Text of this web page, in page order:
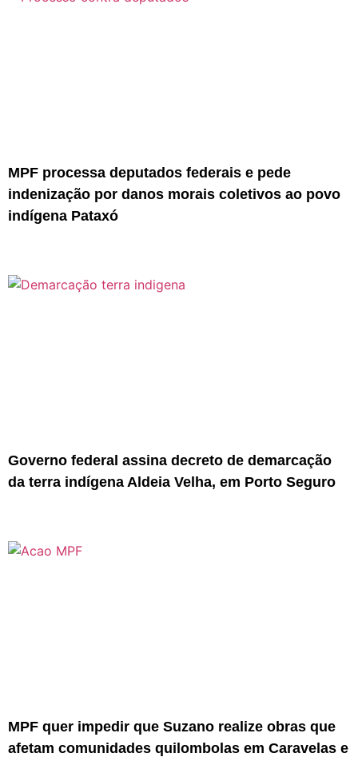
MPF processa deputados federais e pede
indenização por danos morais coletivos ao povo
indígena Pataxó
Governo federal assina decreto de demarcação
da terra indígena Aldeia Velha, em Porto Seguro
MPF quer impedir que Suzano realize obras que
afetam comunidades quilombolas em Caravelas e